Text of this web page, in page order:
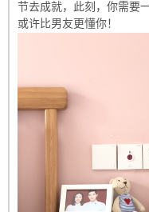
节去成就，此刻，你需要
或许比男友更懂你！